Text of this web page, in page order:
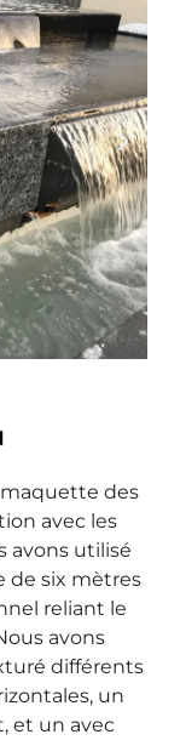
maquette des
avec les
avons utilisé
de six mètres
reliant le
avons
différents
un
et un avec